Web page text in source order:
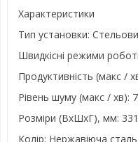
Характеристики
Тип установки:
Швидкісні режими
Продуктивність (макс /
Рівень шуму (макс / хв):
Розміри (ВхШхГ), мм:
Колір: Нержавіюча сталь